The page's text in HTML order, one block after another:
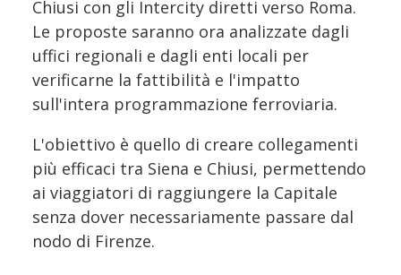
Chiusi con gli Intercity diretti verso Roma.
Le proposte saranno ora analizzate dagli
uffici regionali e dagli enti locali per
verificarne la fattibilità e l'impatto
sull'intera programmazione ferroviaria.
L'obiettivo è quello di creare collegamenti
più efficaci tra Siena e Chiusi, permettendo
ai viaggiatori di raggiungere la Capitale
senza dover necessariamente passare dal
nodo di Firenze.